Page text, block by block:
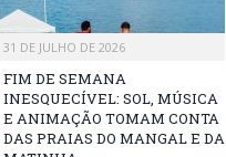
31 DE JULHO DE 2026
FIM DE SEMANA
INESQUECÍVEL: SOL, MÚSICA
E ANIMAÇÃO TOMAM CONTA
DAS PRAIAS DO MANGAL E DA